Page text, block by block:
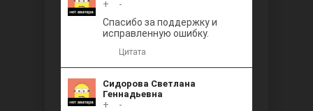
Между
+
-
Спасибо за поддержку и
исправленную ошибку.
Цитата
Сидорова Светлана
Геннадьевна
+
-